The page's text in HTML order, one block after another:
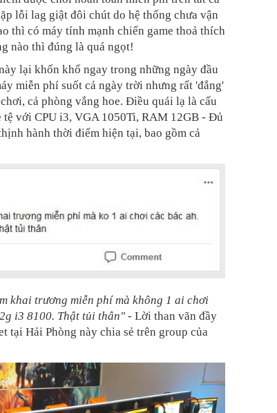
lỗi lag giật đôi chút do hệ thống chưa vận
thì có máy tính mạnh chiến game thoả thích
nào thì đúng là quá ngọt!
lại khốn khổ ngay trong những ngày đầu
miễn phí suốt cả ngày trời nhưng rất 'đắng'
cả phòng vắng hoe. Điều quái lạ là cấu
tệ với CPU i3, VGA 1050Ti, RAM 12GB - Đủ
hành thời điểm hiện tại, bao gồm cả
khai trương miễn phí mà không 1 ai chơi
i3 8100. Thật tủi thân" - Lời than vãn đầy
tại Hải Phòng này chia sẻ trên group của